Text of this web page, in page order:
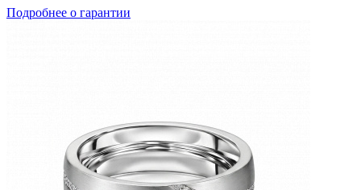
Подробнее о гарантии